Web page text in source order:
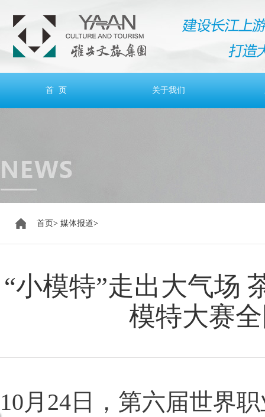
首 页 关于我们
首页> 媒体报道>
“小模特”走出大气场
模特大赛
10月24日，第六届世界